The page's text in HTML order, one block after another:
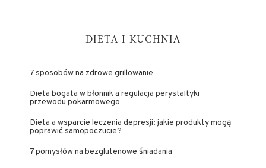
DIETA I KUCHNIA
7 sposobów na zdrowe grillowanie
Dieta bogata w błonnik a regulacja perystaltyki
przewodu pokarmowego
Dieta a wsparcie leczenia depresji: jakie produkty mogą
poprawić samopoczucie?
7 pomysłów na bezglutenowe śniadania